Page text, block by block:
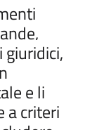
e li
a criteri